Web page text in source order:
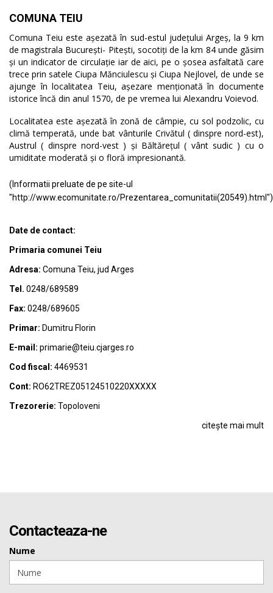
COMUNA TEIU
Comuna Teiu este așezată în sud-estul județului Argeș, la 9 km
de magistrala București- Pitești, socotiți de la km 84 unde găsim
și un indicator de circulație iar de aici, pe o șosea asfaltată care
trece prin satele Ciupa Mănciulescu și Ciupa Nejlovel, de unde se
ajunge în localitatea Teiu, așezare menționată în documente
istorice încă din anul 1570, de pe vremea lui Alexandru Voievod.
Localitatea este așezată în zonă de câmpie, cu sol podzolic, cu
climă temperată, unde bat vânturile Crivătul ( dinspre nord-est),
Austrul ( dinspre nord-vest ) și Băltărețul ( vânt sudic ) cu o
umiditate moderată și o floră impresionantă.
(Informatii preluate de pe site-ul
"http://www.ecomunitate.ro/Prezentarea_comunitatii(20549).html")
Date de contact:
Primaria comunei Teiu
Adresa: Comuna Teiu, jud Arges
Tel. 0248/689589
Fax: 0248/689605
Primar: Dumitru Florin
E-mail: primarie@teiu.cjarges.ro
Cod fiscal: 4469531
Cont: RO62TREZ05124510220XXXXX
Trezorerie: Topoloveni
citește mai mult
Contacteaza-ne
Nume